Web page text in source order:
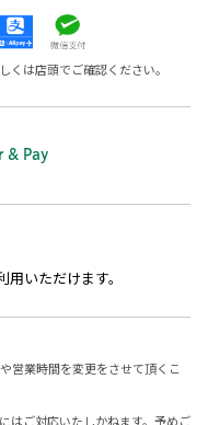
くは店頭でご確認ください。
& Pay
いただけます。
営業時間を変更をさせて頂くこ
はご対応いたしかねます。予めご